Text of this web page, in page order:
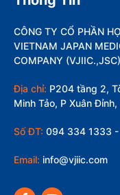
CÔNG TY CỔ PHẦN
VIETNAM JAPAN
COMPANY (VJIIC.,JSC)
Địa chỉ: P204 tầng 2,
Minh Tảo, P Xuân Đỉnh,
Số ĐT: 094 334 1333
Email: info@vjiic.com